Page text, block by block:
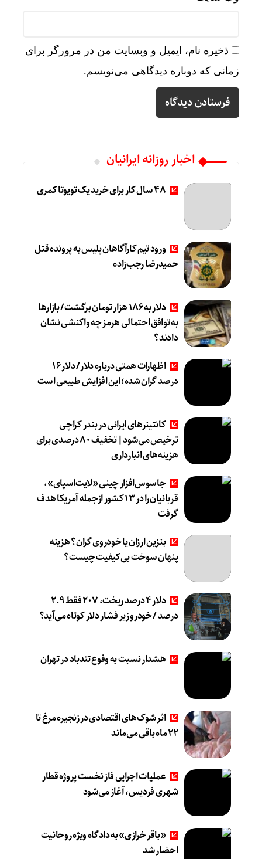
ذخیره نام، ایمیل و وبسایت من در مرورگر برای
زمانی که دوباره دیدگاهی می‌نویسم.
اخبار روزانه ایرانیان
۴۸ سال کار برای خرید یک تویوتا کمری
ورود تیم کارآگاهان پلیس به پرونده قتل
حمیدرضا رجب‌زاده
دلار به 186 هزار تومان برگشت/ بازارها
به توافق احتمالی هرمز چه واکنشی نشان
دادند؟
اظهارات همتی درباره دلار/ دلار ۱۶
درصد گران شده؛ این افزایش طبیعی است
کانتینرهای ایرانی در بندر کراچی
ترخیص می‌شود| تخفیف ۸۰ درصدی برای
هزینه‌های انبارداری
جاسوس‌افزار چینی «لایت‌اسپای»،
قربانیان را در ۱۳ کشور ازجمله آمریکا هدف
گرفت
بنزین ارزان یا خودروی گران؟ هزینه
پنهان سوخت بی‌کیفیت چیست؟
دلار ۴ درصد ریخت، ۲۰۷ فقط ۲.۹
درصد / خودرو زیر فشار دلار کوتاه می‌آید؟
هشدار نسبت به وفوع تندباد در تهران
اثر شوک‌های اقتصادی در زنجیره مرغ تا
22 ماه باقی می‌ماند
عملیات اجرایی فاز نخست پروژه قطار
شهری فردیس، آغاز می‌شود
«باقر خرازی» به دادگاه ویژه روحانیت
احضار شد